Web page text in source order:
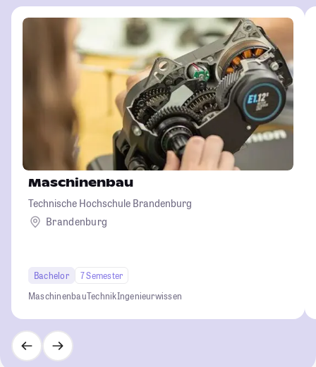
Maschinenbau
Technische Hochschule Brandenburg
Brandenburg
Bachelor
7 Semester
MaschinenbauTechnikIngenieurwissen